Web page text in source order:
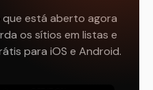
está aberto agora
os sítios em listas e
para iOS e Android.